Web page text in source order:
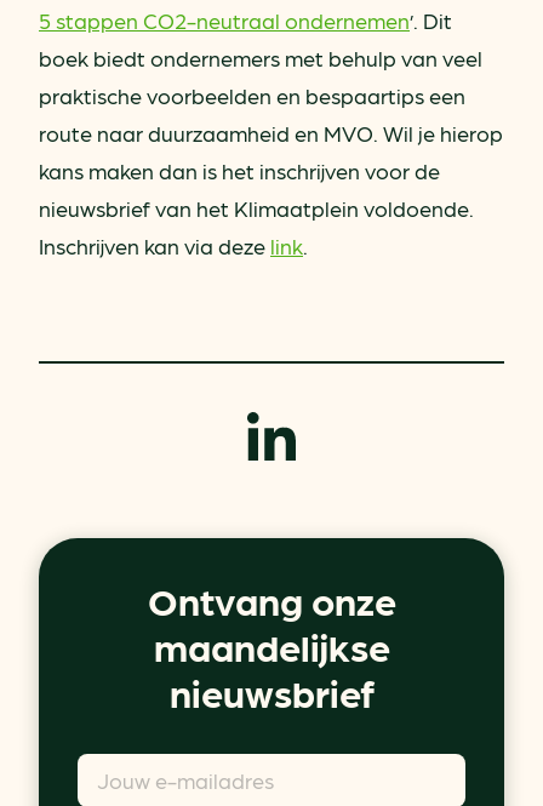
5 stappen CO2-neutraal ondernemen’. Dit
boek biedt ondernemers met behulp van veel
praktische voorbeelden en bespaartips een
route naar duurzaamheid en MVO. Wil je hierop
kans maken dan is het inschrijven voor de
nieuwsbrief van het Klimaatplein voldoende.
Inschrijven kan via deze link.
Ontvang onze
maandelijkse
nieuwsbrief